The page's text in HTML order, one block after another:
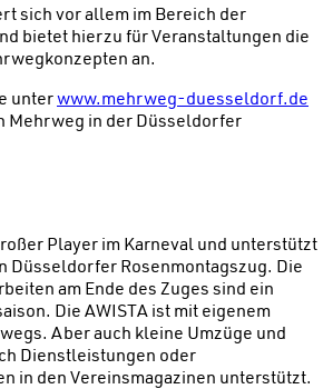
sich vor allem im Bereich der
bietet hierzu für Veranstaltungen die
an.
unterwww.mehrweg-duesseldorf.de
Mehrweg in der Düsseldorfer
Player im Karneval und unterstützt
Düsseldorfer Rosenmontagszug. Die
am Ende des Zuges sind ein
Die AWISTA ist mit eigenem
Aber auch kleine Umzüge und
Dienstleistungen oder
in den Vereinsmagazinen unterstützt.